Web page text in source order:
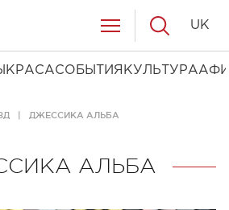
КРАСАСОБЫТИЯ КУЛЬТУРА
UK
ДЖЕССИКА АЛЬБА
АЛЬБА